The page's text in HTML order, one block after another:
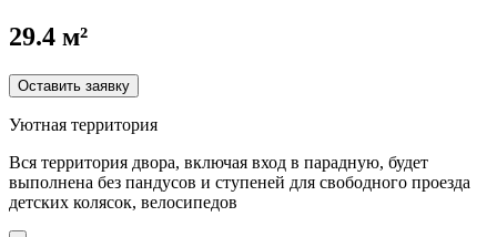
29.4 м²
Оставить заявку
Уютная территория
Вся территория двора, включая вход в парадную, будет
выполнена без пандусов и ступеней для свободного проезда
детских колясок, велосипедов